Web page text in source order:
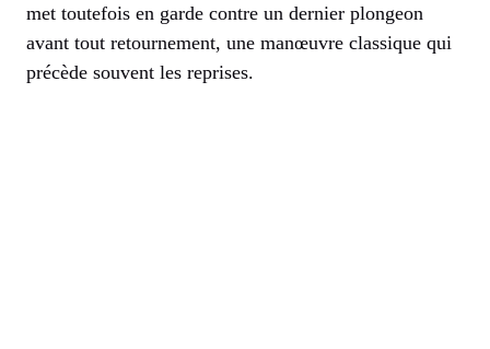
met toutefois en garde contre un dernier plongeon
avant tout retournement, une manœuvre classique qui
précède souvent les reprises.